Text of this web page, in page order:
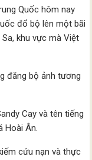
Quốc hôm nay
đổ bộ lên một bãi
khu vực mà Việt
đăng bộ ảnh tương
Cay và tên tiếng
Hoài Ân.
cứu nạn và thực